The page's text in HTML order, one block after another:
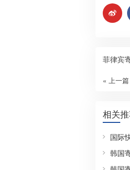
菲律宾
« 上一篇
相关
国际
韩国